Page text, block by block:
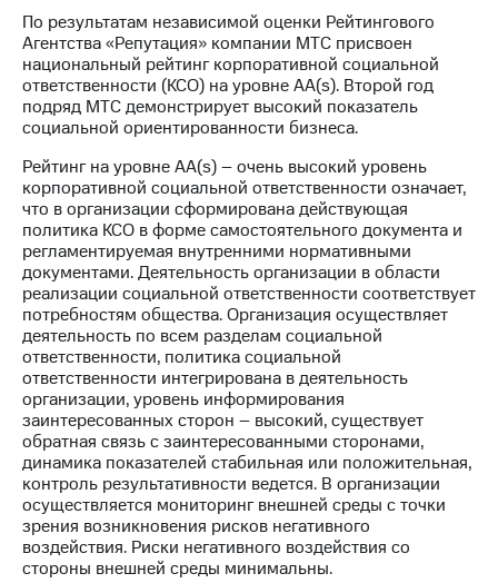
Контакты
Медиа-центр
Пресс-
релизы
МТС
о технологиях
Достижения
Интервью
Финансовая
отчетность
Контакты
Новости
в
регионе
и акционерам
Корпоративное
управление
Корпоративный
По результатам независимой оценки Рейтингового
Агентства «Репутация» компании МТС присвоен
национальный рейтинг корпоративной социальной
ответственности (КСО) на уровне AA(s). Второй год
подряд МТС демонстрирует высокий показатель
социальной ориентированности бизнеса.
Рейтинг на уровне AA(s) – очень высокий уровень
корпоративной социальной ответственности означает,
что в организации сформирована действующая
политика КСО в форме самостоятельного документа и
регламентируемая внутренними нормативными
документами. Деятельность организации в области
реализации социальной ответственности соответствует
потребностям общества. Организация осуществляет
деятельность по всем разделам социальной
ответственности, политика социальной
ответственности интегрирована в деятельность
организации, уровень информирования
заинтересованных сторон – высокий, существует
обратная связь с заинтересованными сторонами,
динамика показателей стабильная или положительная,
контроль результативности ведется. В организации
осуществляется мониторинг внешней среды с точки
зрения возникновения рисков негативного
воздействия. Риски негативного воздействия со
стороны внешней среды минимальны.